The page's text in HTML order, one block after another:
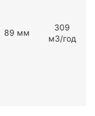
89 мм
309
мЗ/год